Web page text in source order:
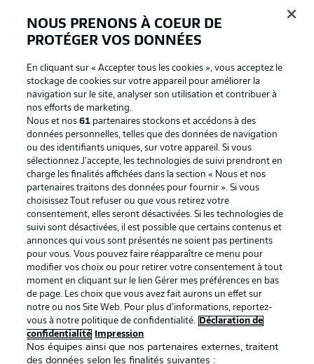
La publicité Conditions d’utilisation des
Mentions Légales Gérer mes préférences
Déclaration de
confidentialité
Diffuseurs
Travaux Contact
Impression Joueurs
NOUS PRENONS À COEUR DE
PROTÉGER VOS DONNÉES
En cliquant sur « Accepter tous les cookies », vous acceptez le
stockage de cookies sur votre appareil pour améliorer la
navigation sur le site, analyser son utilisation et contribuer à
nos efforts de marketing.
Nous et nos61 partenaires stockons et accédons à des
données personnelles, telles que des données de navigation
ou des identifiants uniques, sur votre appareil. Si vous
sélectionnez J'accepte, les technologies de suivi prendront en
charge les finalités affichées dans la section « Nous et nos
partenaires traitons des données pour fournir ». Si vous
choisissez Tout refuser ou que vous retirez votre
consentement, elles seront désactivées. Si les technologies de
suivi sont désactivées, il est possible que certains contenus et
annonces qui vous sont présentés ne soient pas pertinents
pour vous. Vous pouvez faire réapparaître ce menu pour
modifier vos choix ou pour retirer votre consentement à tout
moment en cliquant sur le lien Gérer mes préférences en bas
de page. Les choix que vous avez fait aurons un effet sur
notre ou nos Site Web. Pour plus d’informations, reportez-
vous à notre politique de confidentialité.
Déclaration de
confidentialité
Impression
Nos équipes ainsi que nos partenaires externes, traitent
des données selon les finalités suivantes :